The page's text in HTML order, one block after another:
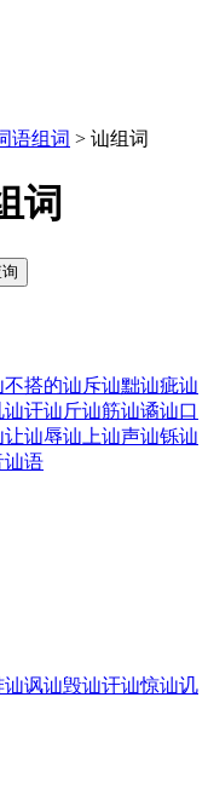
语组词 > 讪组词
词
不搭的讪斥讪黜讪疵讪
讪讦讪斤讪筋讪谲讪口
让讪辱讪上讪声讪铄讪
讪语
讪讽讪毁讪讦讪惊讪讥